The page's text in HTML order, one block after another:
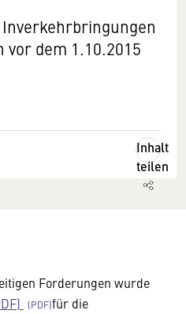
vor dem 1.10.2015
Inhalt
teilen
Forderungen wurde
für die